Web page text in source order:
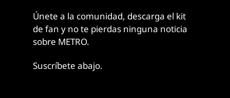
Únete a la comunidad, descarga el kit
de fan y no te pierdas ninguna noticia
sobre METRO.
Suscríbete abajo.